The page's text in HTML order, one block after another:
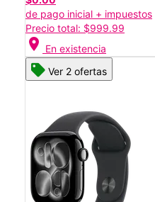
de pago inicial + impuestos
Precio total: $999.99
location_on En existencia
Ver 2 ofertas